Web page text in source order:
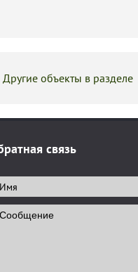
Другие объекты в разделе
связь